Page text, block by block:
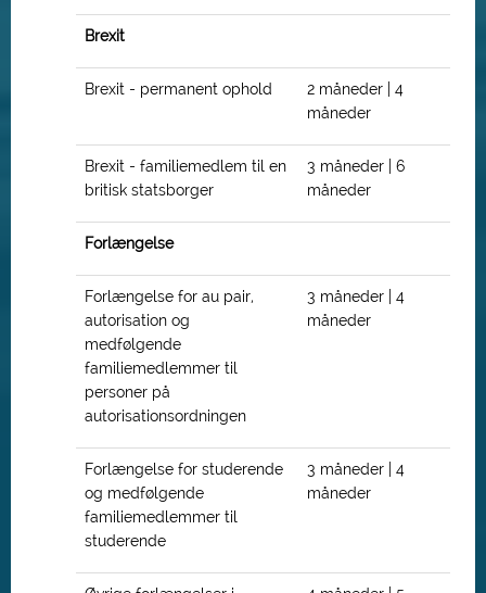
Brexit
Brexit - permanent ophold
2 måneder | 4
måneder
Brexit - familiemedlem til en
britisk statsborger
3 måneder | 6
måneder
Forlængelse
Forlængelse for au pair,
autorisation og
medfølgende
familiemedlemmer til
personer på
autorisationsordningen
3 måneder | 4
måneder
Forlængelse for studerende
og medfølgende
familiemedlemmer til
studerende
3 måneder | 4
måneder